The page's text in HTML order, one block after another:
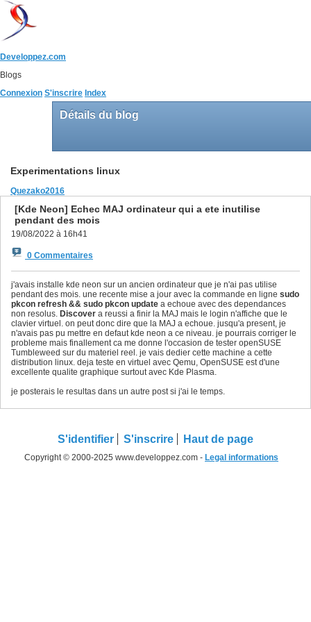
Developpez.com
Blogs
Connexion S'inscrire Index
Détails du blog
Experimentations linux
Quezako2016
[Kde Neon] Echec MAJ ordinateur qui a ete inutilise
pendant des mois
19/08/2022 à 16h41
0 Commentaires
j'avais installe kde neon sur un ancien ordinateur que je n'ai pas utilise
pendant des mois. une recente mise a jour avec la commande en ligne sudo
pkcon refresh && sudo pkcon update a echoue avec des dependances
non resolus. Discover a reussi a finir la MAJ mais le login n'affiche que le
clavier virtuel. on peut donc dire que la MAJ a echoue. jusqu'a present, je
n'avais pas pu mettre en defaut kde neon a ce niveau. je pourrais corriger le
probleme mais finallement ca me donne l'occasion de tester openSUSE
Tumbleweed sur du materiel reel. je vais dedier cette machine a cette
distribution linux. deja teste en virtuel avec Qemu, OpenSUSE est d'une
excellente qualite graphique surtout avec Kde Plasma.
je posterais le resultas dans un autre post si j'ai le temps.
S'identifier S'inscrire Haut de page
Copyright © 2000-2025 www.developpez.com - Legal informations